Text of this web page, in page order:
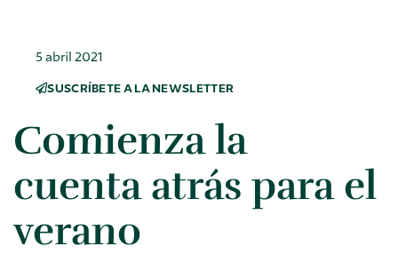
5 abril 2021
SUSCRÍBETE A LA NEWSLETTER
Comienza la
cuenta atrás para el
verano